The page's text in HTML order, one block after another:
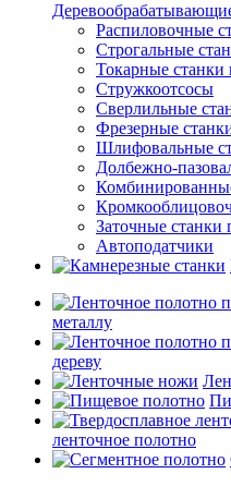
Распиловочные
Строгальные
Токарные станки
Стружкоотсосы
Сверлильные
Фрезерные
Шлифовальные
Долбежно-
Заточные станки
Автоподатчики
металлу
дереву
ленточное полотно